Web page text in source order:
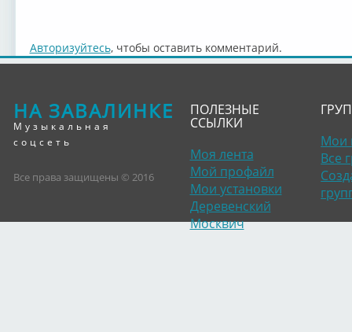
Авторизуйтесь, чтобы оставить комментарий.
НА ЗАВАЛИНКЕ
Музыкальная
соцсеть
Все права защищены © 2016
ПОЛЕЗНЫЕ
ССЫЛКИ
Моя лента
Мой профайл
Мои установки
Деревенский
Москвич
Мои
Все